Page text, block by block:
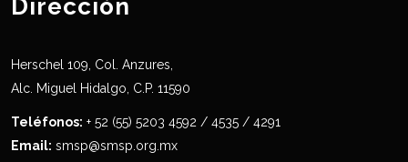
Dirección
Herschel 109, Col. Anzures,
Alc. Miguel Hidalgo, C.P. 11590
Teléfonos: + 52 (55) 5203 4592 / 4535 / 4291
Email: smsp@smsp.org.mx